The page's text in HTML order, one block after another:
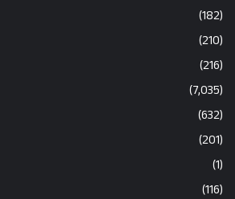
(182)
(210)
(216)
(7,035)
(632)
(201)
(1)
(116)